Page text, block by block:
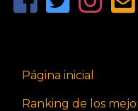
Página inicial
Ranking de los